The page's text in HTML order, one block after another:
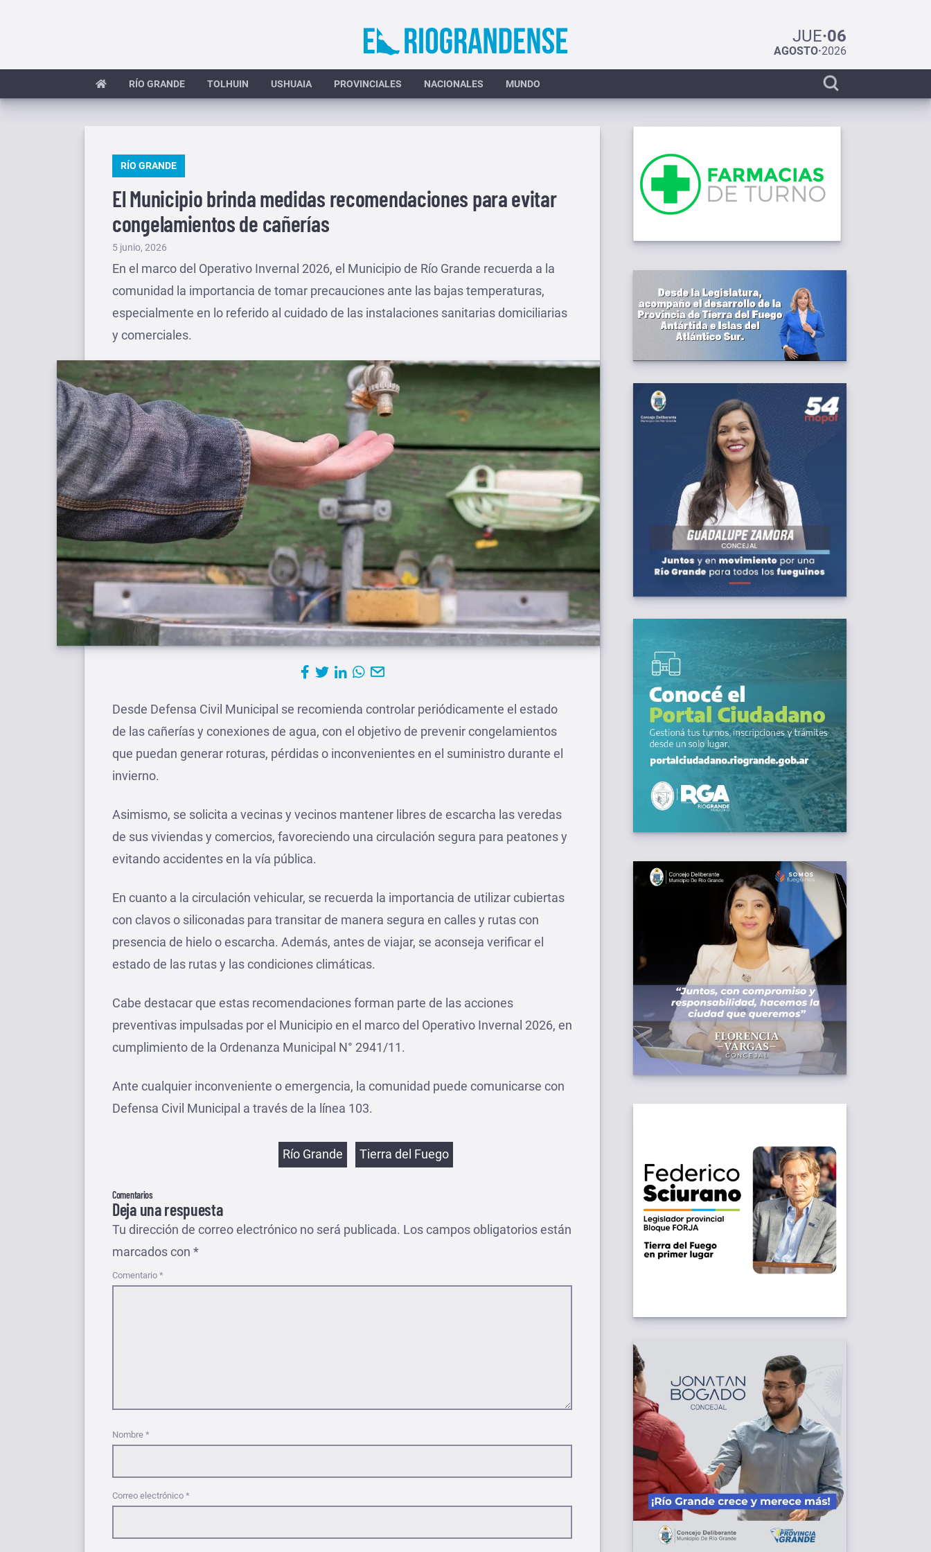
JUE·06
AGOSTO·2026
RÍO GRANDE TOLHUIN USHUAIA PROVINCIALES NACIONALES MUNDO
Display
search
PUBLICADO
RÍO GRANDE
El Municipio brinda medidas recomendaciones para evitar
congelamientos de cañerías
Publicado
el
5 junio, 2026
En el marco del Operativo Invernal 2026, el Municipio de Río Grande recuerda a la
comunidad la importancia de tomar precauciones ante las bajas temperaturas,
especialmente en lo referido al cuidado de las instalaciones sanitarias domiciliarias
y comerciales.
Desde Defensa Civil Municipal se recomienda controlar periódicamente el estado
de las cañerías y conexiones de agua, con el objetivo de prevenir congelamientos
que puedan generar roturas, pérdidas o inconvenientes en el suministro durante el
invierno.
Asimismo, se solicita a vecinas y vecinos mantener libres de escarcha las veredas
de sus viviendas y comercios, favoreciendo una circulación segura para peatones y
evitando accidentes en la vía pública.
En cuanto a la circulación vehicular, se recuerda la importancia de utilizar cubiertas
con clavos o siliconadas para transitar de manera segura en calles y rutas con
presencia de hielo o escarcha. Además, antes de viajar, se aconseja verificar el
estado de las rutas y las condiciones climáticas.
Cabe destacar que estas recomendaciones forman parte de las acciones
preventivas impulsadas por el Municipio en el marco del Operativo Invernal 2026, en
cumplimiento de la Ordenanza Municipal N° 2941/11.
Ante cualquier inconveniente o emergencia, la comunidad puede comunicarse con
Defensa Civil Municipal a través de la línea 103.
Etiquetas
Río Grande Tierra del Fuego
Comentarios
Deja una respuesta
Tu dirección de correo electrónico no será publicada. Los campos obligatorios están
marcados con *
Comentario *
Nombre *
Correo electrónico *